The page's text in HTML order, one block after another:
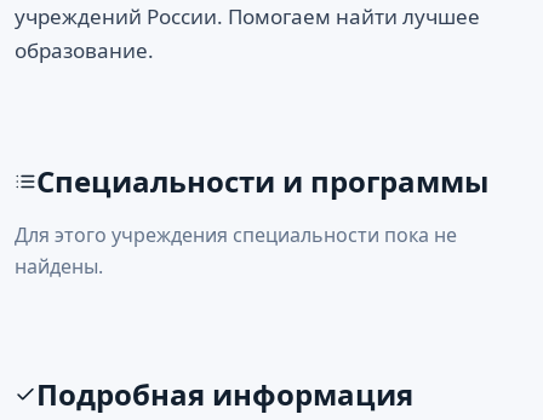
учреждений России. Помогаем найти лучшее
образование.
Специальности и программы
Для этого учреждения специальности пока не
найдены.
Подробная информация